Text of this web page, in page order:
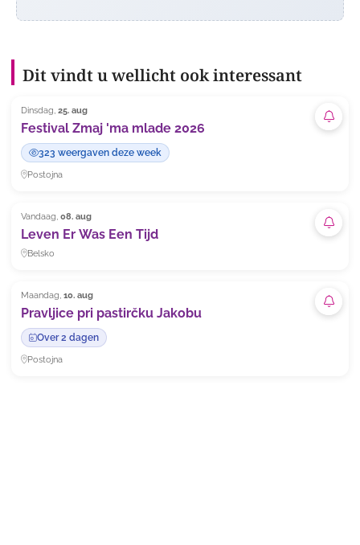
Dit vindt u wellicht ook interessant
Dinsdag, 25. aug
Festival Zmaj 'ma mlade 2026
323 weergaven deze week
Postojna
Vandaag, 08. aug
Leven Er Was Een Tijd
Belsko
Maandag, 10. aug
Pravljice pri pastirčku Jakobu
Over 2 dagen
Postojna